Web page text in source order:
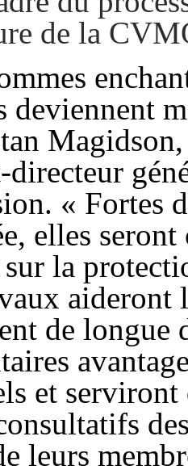
de la
deviennent
directeur
« Fortes
elles seront
la
de longue
et serviront
leurs